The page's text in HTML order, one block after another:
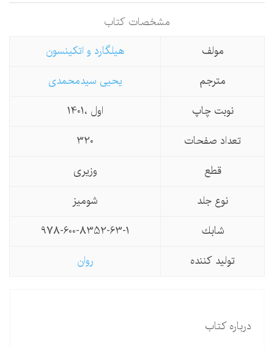
مشخصات كتاب
مولف
هیلگارد و اتکینسون
مترجم
یحیی سیدمحمدی
نوبت چاپ
اول ،1401
تعداد صفحات
320
قطع
وزیری
نوع جلد
شومیز
شابك
978-600-8352-63-1
تولید كننده
روان
درباره کتاب